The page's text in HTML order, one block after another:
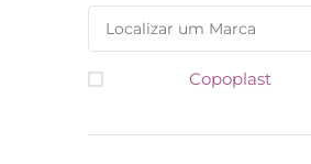
Copoplast